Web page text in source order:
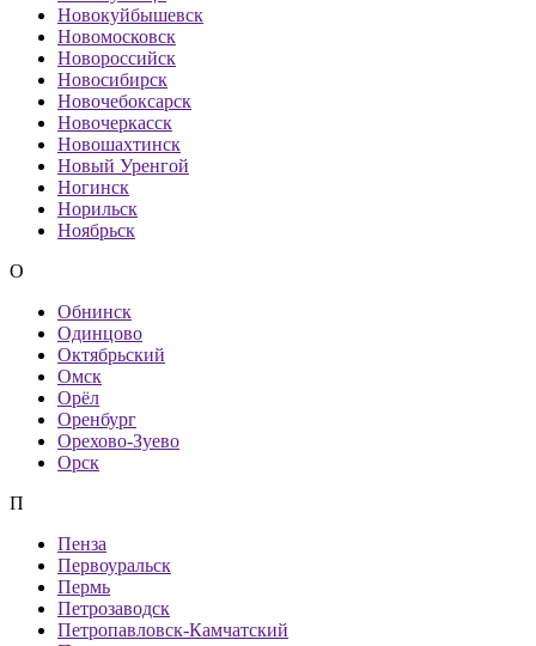
Новокуйбышевск
Новомосковск
Новороссийск
Новосибирск
Новочебоксарск
Новочеркасск
Новошахтинск
Новый Уренгой
Ногинск
Норильск
Ноябрьск
О
Обнинск
Одинцово
Октябрьский
Омск
Орёл
Оренбург
Орехово-Зуево
Орск
П
Пенза
Первоуральск
Пермь
Петрозаводск
Петропавловск-Камчатский